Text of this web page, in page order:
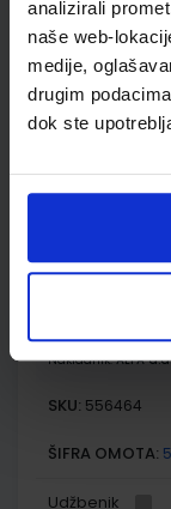
analizirali
naše web-
medije,
drugim
dok ste
Autor(i):Ivan
Nakladnik:ALFA d.d.
SKU:556166
Udžbenik
POVIJEST 5;
Nakladnik:ALFA d.d.
SKU: 556464
ŠIFRA OMOTA:
Udžbenik